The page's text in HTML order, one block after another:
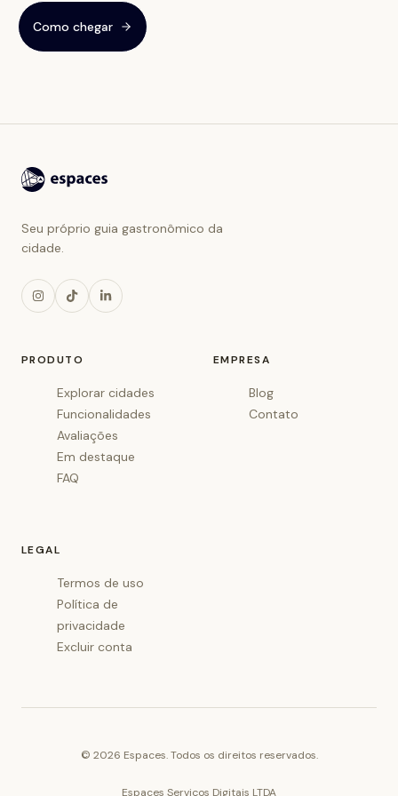
Como chegar
Seu próprio guia gastronômico da
cidade.
PRODUTO
Explorar cidades
Funcionalidades
Avaliações
Em destaque
FAQ
EMPRESA
Blog
Contato
LEGAL
Termos de uso
Política de
privacidade
Excluir conta
© 2026 Espaces. Todos os direitos reservados.
Espaces Serviços Digitais LTDA